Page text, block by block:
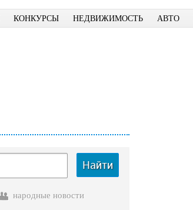
КОНКУРСЫ НЕДВИЖИМОСТЬ АВТО
Найти
народные новости